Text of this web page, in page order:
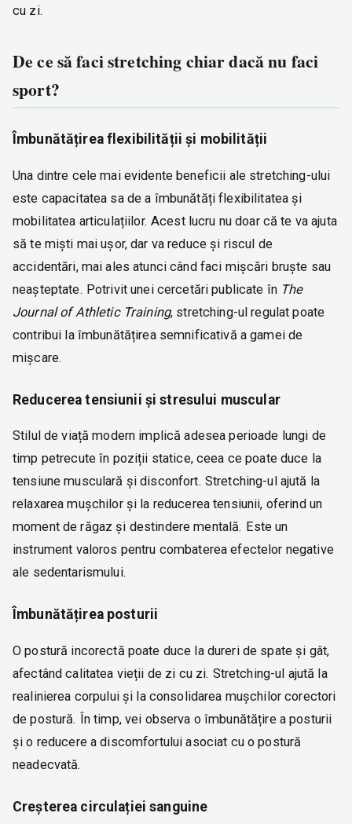
cu zi.
De ce să faci stretching chiar dacă nu faci
sport?
Îmbunătățirea flexibilității și mobilității
Una dintre cele mai evidente beneficii ale stretching-ului
este capacitatea sa de a îmbunătăți flexibilitatea și
mobilitatea articulațiilor. Acest lucru nu doar că te va ajuta
să te miști mai ușor, dar va reduce și riscul de
accidentări, mai ales atunci când faci mișcări bruște sau
neașteptate. Potrivit unei cercetări publicate în The
Journal of Athletic Training, stretching-ul regulat poate
contribui la îmbunătățirea semnificativă a gamei de
mișcare.
Reducerea tensiunii și stresului muscular
Stilul de viață modern implică adesea perioade lungi de
timp petrecute în poziții statice, ceea ce poate duce la
tensiune musculară și disconfort. Stretching-ul ajută la
relaxarea mușchilor și la reducerea tensiunii, oferind un
moment de răgaz și destindere mentală. Este un
instrument valoros pentru combaterea efectelor negative
ale sedentarismului.
Îmbunătățirea posturii
O postură incorectă poate duce la dureri de spate și gât,
afectând calitatea vieții de zi cu zi. Stretching-ul ajută la
realinierea corpului și la consolidarea mușchilor corectori
de postură. În timp, vei observa o îmbunătățire a posturii
și o reducere a discomfortului asociat cu o postură
neadecvată.
Creșterea circulației sanguine